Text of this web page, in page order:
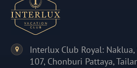
Interlux Club Royal:
107, Chonburi Pattaya,